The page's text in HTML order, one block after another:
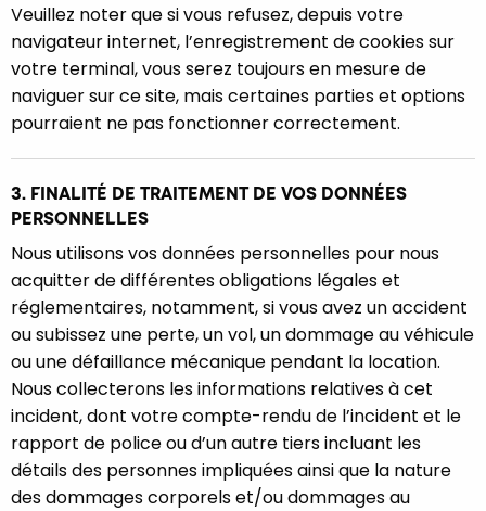
Veuillez noter que si vous refusez, depuis votre
navigateur internet, l’enregistrement de cookies sur
votre terminal, vous serez toujours en mesure de
naviguer sur ce site, mais certaines parties et options
pourraient ne pas fonctionner correctement.
3. FINALITÉ DE TRAITEMENT DE VOS DONNÉES
PERSONNELLES
Nous utilisons vos données personnelles pour nous
acquitter de différentes obligations légales et
réglementaires, notamment, si vous avez un accident
ou subissez une perte, un vol, un dommage au véhicule
ou une défaillance mécanique pendant la location.
Nous collecterons les informations relatives à cet
incident, dont votre compte-rendu de l’incident et le
rapport de police ou d’un autre tiers incluant les
détails des personnes impliquées ainsi que la nature
des dommages corporels et/ou dommages au